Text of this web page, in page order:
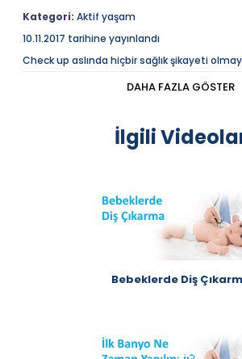
Kategori: Aktif yaşam
10.11.2017 tarihine yayınlandı
Check up aslında hiçbir sağlık şikayeti
Tansiyon, şeker gibi kendini iyi
vermeyen ve yavaş ilerleyen
DAHA FAZLA GÖSTER
İlgili
Bebeklerde Diş